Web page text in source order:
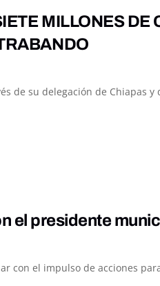
MILLONES DE
de su delegación de Chiapas
el presidente
con el impulso de acciones